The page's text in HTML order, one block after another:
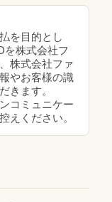
を目的とし
を株式会社フ
株式会社ファ
やお客様の識
きます。
コミュニケー
えください。